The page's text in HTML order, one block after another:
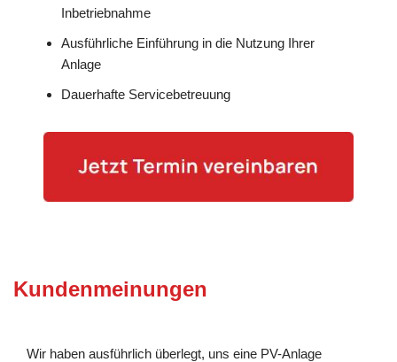
Inbetriebnahme
Ausführliche Einführung in die Nutzung Ihrer
Anlage
Dauerhafte Servicebetreuung
Kundenmeinungen
Wir haben ausführlich überlegt, uns eine PV-Anlage